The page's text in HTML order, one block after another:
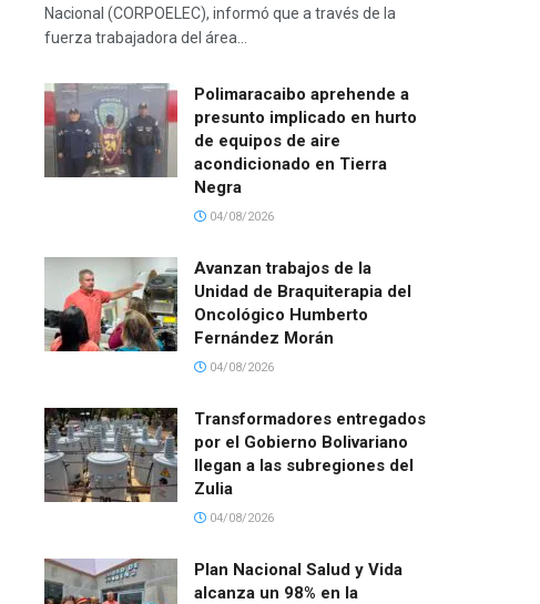
Nacional (CORPOELEC), informó que a través de la
fuerza trabajadora del área...
Polimaracaibo aprehende a
presunto implicado en hurto
de equipos de aire
acondicionado en Tierra
Negra
04/08/2026
Avanzan trabajos de la
Unidad de Braquiterapia del
Oncológico Humberto
Fernández Morán
04/08/2026
Transformadores entregados
por el Gobierno Bolivariano
llegan a las subregiones del
Zulia
04/08/2026
Plan Nacional Salud y Vida
alcanza un 98% en la